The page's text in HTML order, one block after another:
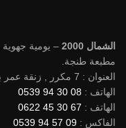
الشمال 2000
– يومية
مطبعة طنجة.
العنوان : 7 مكرر , زنقة عمر بن عبدالعزيز , طنجة
الهاتف : 08 30 94 0539
الهاتف : 67 30 45 0622
الفاكس : 09 57 94 0539